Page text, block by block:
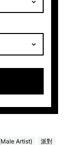
Artist)
派對